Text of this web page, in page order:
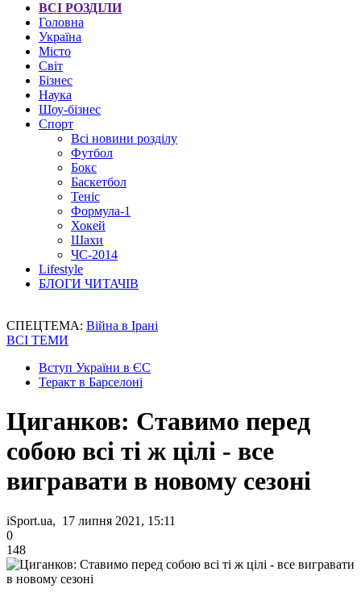
ВСІ РОЗДІЛИ
Головна
Україна
Місто
Світ
Бізнес
Наука
Шоу-бізнес
Спорт
Всі новини розділу
Футбол
Бокс
Баскетбол
Теніс
Формула-1
Хокей
Шахи
ЧС-2014
Lifestyle
БЛОГИ ЧИТАЧІВ
СПЕЦТЕМА: Війна в Ірані
ВСІ ТЕМИ
Вступ України в ЄС
Теракт в Барселоні
Циганков: Ставимо перед
собою всі ті ж цілі - все
вигравати в новому сезоні
iSport.ua, 17 липня 2021, 15:11
0
148